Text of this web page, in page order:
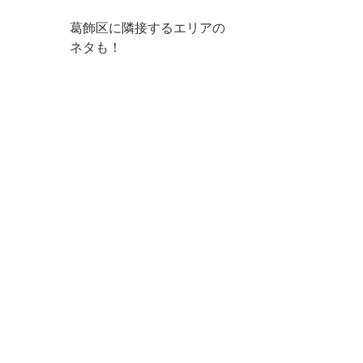
葛飾区に隣接するエリアの
ネタも！